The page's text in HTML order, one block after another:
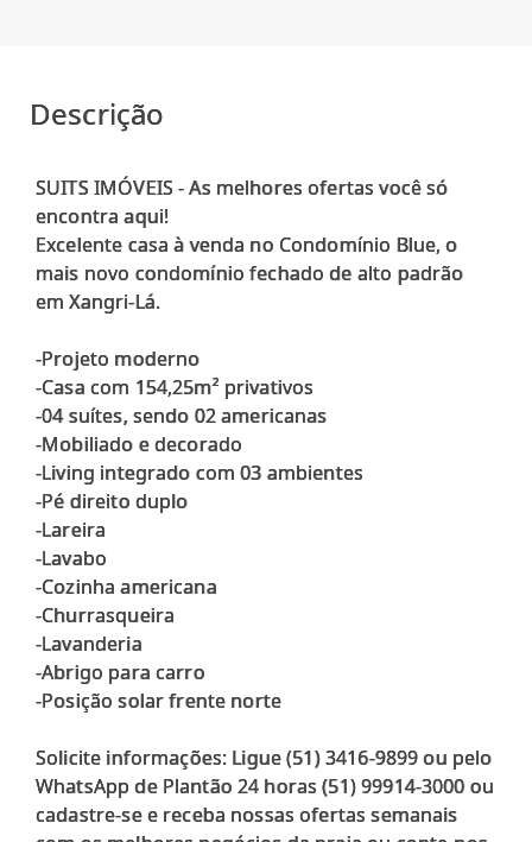
Descrição
SUITS IMÓVEIS - As melhores ofertas você só
encontra aqui!
Excelente casa à venda no Condomínio Blue, o
mais novo condomínio fechado de alto padrão
em Xangri-Lá.
-Projeto moderno
-Casa com 154,25m² privativos
-04 suítes, sendo 02 americanas
-Mobiliado e decorado
-Living integrado com 03 ambientes
-Pé direito duplo
-Lareira
-Lavabo
-Cozinha americana
-Churrasqueira
-Lavanderia
-Abrigo para carro
-Posição solar frente norte
Solicite informações: Ligue (51) 3416-9899 ou pelo
WhatsApp de Plantão 24 horas (51) 99914-3000 ou
cadastre-se e receba nossas ofertas semanais